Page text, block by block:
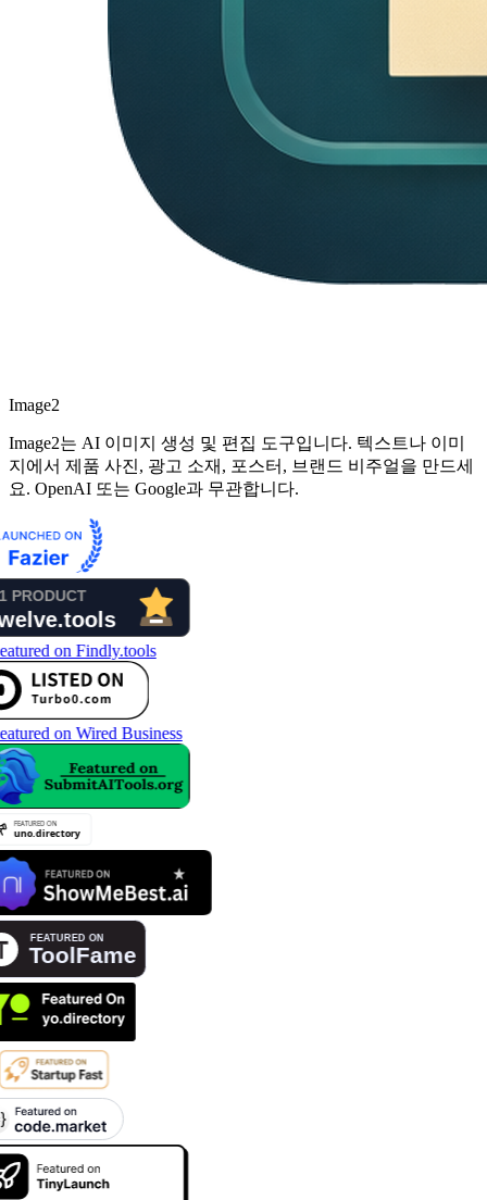
Image2
Image2는 AI 이미지 생성 및 편집 도구입니다. 텍스트나 이미
지에서 제품 사진, 광고 소재, 포스터, 브랜드 비주얼을 만드세
요. OpenAI 또는 Google과 무관합니다.